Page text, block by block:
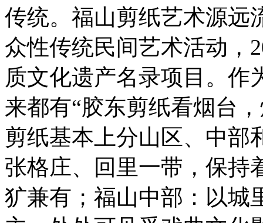
传统。福山剪纸艺术源远
众性传统民间艺术活动，
质文化遗产名录项目。作
来都有“胶东剪纸看烟台
剪纸基本上分山区、中部
张格庄、回里一带，保持
犷兼有；福山中部：以城